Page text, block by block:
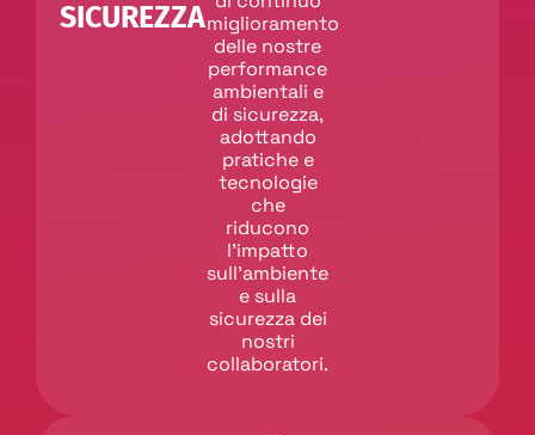
SICUREZZAmiglioramento
delle nostre
performance
ambientali e
di sicurezza,
adottando
pratiche e
tecnologie
che
riducono
l’impatto
sull’ambiente
e sulla
sicurezza dei
nostri
collaboratori.